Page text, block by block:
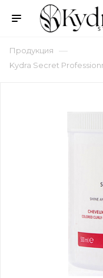
Продукция —
Kydra Secret